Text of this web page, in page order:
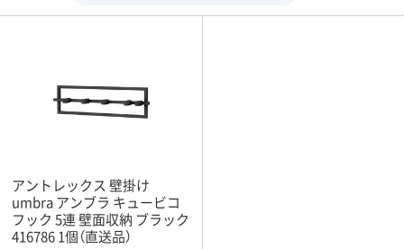
アントレックス 壁掛け
umbra アンブラ キュービコ
フック 5連 壁面収納 ブラック
416786 1個（直送品）